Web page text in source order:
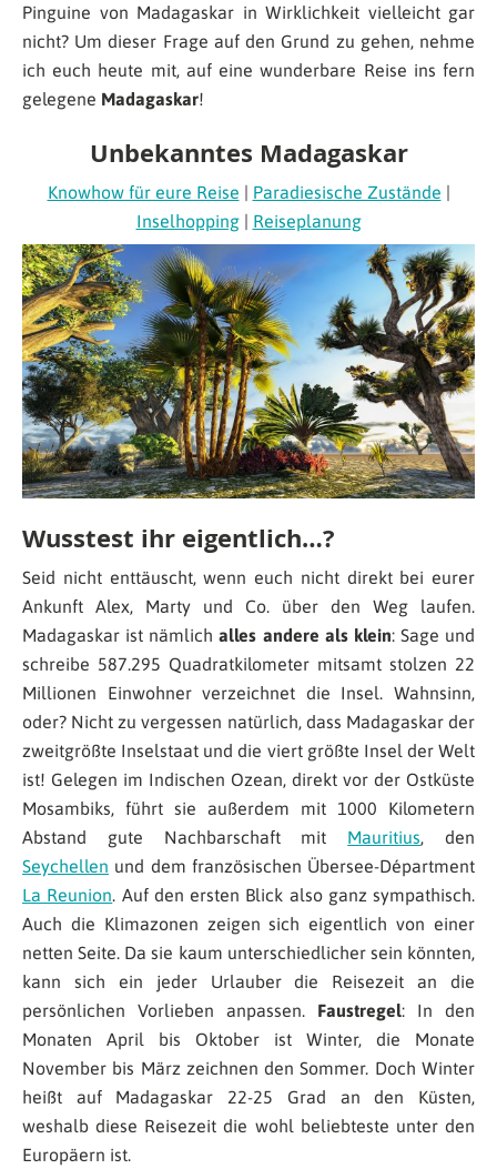
Pinguine von Madagaskar in Wirklichkeit vielleicht gar
nicht? Um dieser Frage auf den Grund zu gehen, nehme
ich euch heute mit, auf eine wunderbare Reise ins fern
gelegene Madagaskar!
Unbekanntes Madagaskar
Knowhow für eure Reise | Paradiesische Zustände |
Inselhopping| Reiseplanung
Wusstest ihr eigentlich…?
Seid nicht enttäuscht, wenn euch nicht direkt bei eurer
Ankunft Alex, Marty und Co. über den Weg laufen.
Madagaskar ist nämlichalles andere als klein: Sage und
schreibe 587.295 Quadratkilometer mitsamt stolzen 22
Millionen Einwohner verzeichnet die Insel. Wahnsinn,
oder? Nicht zu vergessen natürlich, dass Madagaskar der
zweitgrößte Inselstaat und die viert größte Insel der Welt
ist! Gelegen im Indischen Ozean, direkt vor der Ostküste
Mosambiks, führt sie außerdem mit 1000 Kilometern
Abstand gute Nachbarschaft mit Mauritius, den
Seychellen und dem französischen Übersee-Départment
La Reunion. Auf den ersten Blick also ganz sympathisch.
Auch die Klimazonen zeigen sich eigentlich von einer
netten Seite. Da sie kaum unterschiedlicher sein könnten,
kann sich ein jeder Urlauber die Reisezeit an die
persönlichen Vorlieben anpassen. Faustregel: In den
Monaten April bis Oktober ist Winter, die Monate
November bis März zeichnen den Sommer. Doch Winter
heißt auf Madagaskar 22-25 Grad an den Küsten,
weshalb diese Reisezeit die wohl beliebteste unter den
Europäern ist.